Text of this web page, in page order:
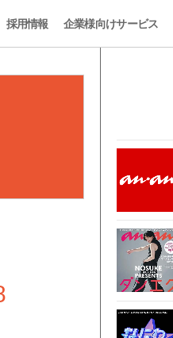
採用情報 企業様向けサービス